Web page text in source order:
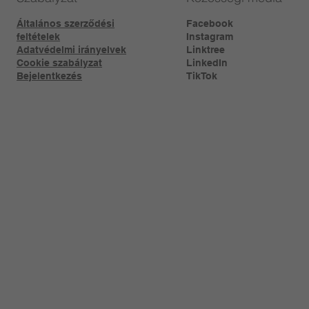
Általános szerződési
feltételek
Adatvédelmi irányelvek
Cookie szabályzat
Bejelentkezés
Facebook
Instagram
Linktree​
LinkedIn
TikTok